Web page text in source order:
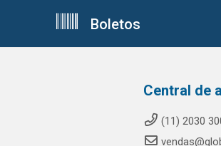
Boletos
Central de
(11) 2030